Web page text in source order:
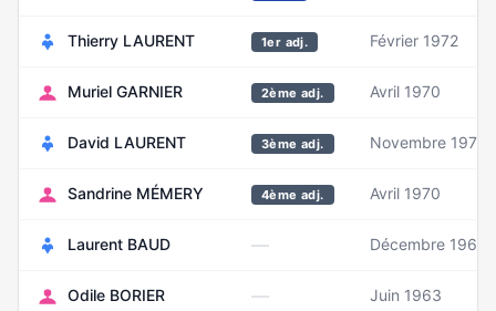
Thierry LAURENT 1er adj. Février 1972
Muriel GARNIER 2ème adj. Avril 1970
David LAURENT 3ème adj. Novembre 1970
Sandrine MÉMERY 4ème adj. Avril 1970
Laurent BAUD — Décembre 1963
Odile BORIER — Juin 1963